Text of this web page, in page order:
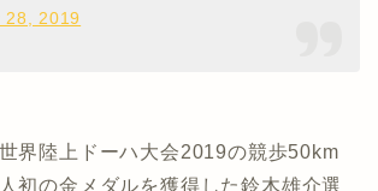
28, 2019
界陸上ドーハ大会2019の競歩50km
初の金メダルを獲得した鈴木雄介選